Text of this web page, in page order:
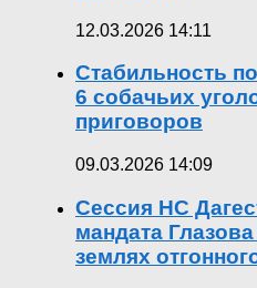
12.03.2026 14:11
Стабильность
6 собачьих
приговоров
09.03.2026 14:09
Сессия НС
мандата
землях